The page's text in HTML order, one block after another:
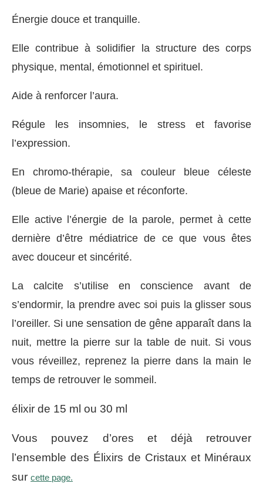
Énergie douce et tranquille.
Elle contribue à solidifier la structure des corps
physique, mental, émotionnel et spirituel.
Aide à renforcer l’aura.
Régule les insomnies, le stress et favorise
l’expression.
En chromo-thérapie, sa couleur bleue céleste
(bleue de Marie) apaise et réconforte.
Elle active l’énergie de la parole, permet à cette
dernière d’être médiatrice de ce que vous êtes
avec douceur et sincérité.
La calcite s’utilise en conscience avant de
s’endormir, la prendre avec soi puis la glisser sous
l’oreiller. Si une sensation de gêne apparaît dans la
nuit, mettre la pierre sur la table de nuit. Si vous
vous réveillez, reprenez la pierre dans la main le
temps de retrouver le sommeil.
élixir de 15 ml ou 30 ml
Vous pouvez d’ores et déjà retrouver
l’ensemble des Élixirs de Cristaux et Minéraux
sur cette page.